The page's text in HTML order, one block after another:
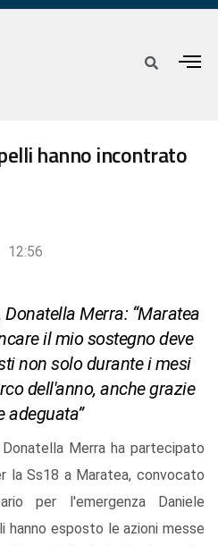
hanno incontrato
12:56
Merra: “Maratea
il mio sostegno deve
non solo durante i mesi
dell'anno, anche grazie
adeguata”
Merra ha partecipato
la Ss18 a Maratea, convocato
per l'emergenza Daniele
esposto le azioni messe